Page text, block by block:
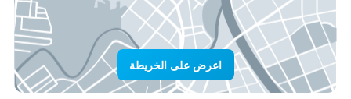
اعرض على الخريطة